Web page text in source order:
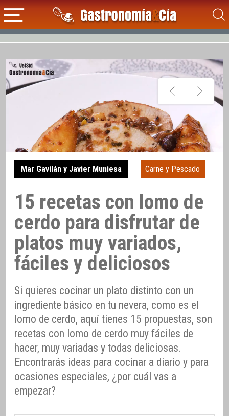
Mar Gavilán y Javier Muniesa Carne y Pescado
15 recetas con lomo de
cerdo para disfrutar de
platos muy variados,
fáciles y deliciosos
Si quieres cocinar un plato distinto con un
ingrediente básico en tu nevera, como es el
lomo de cerdo, aquí tienes 15 propuestas, son
recetas con lomo de cerdo muy fáciles de
hacer, muy variadas y todas deliciosas.
Encontrarás ideas para cocinar a diario y para
ocasiones especiales, ¿por cuál vas a
empezar?